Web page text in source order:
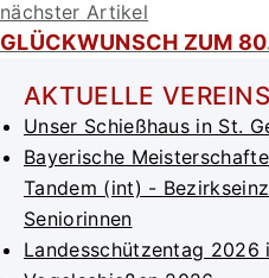
nächster Artikel
GLÜCKWUNSCH ZUM
AKTUELLE
Unser Schießhaus in St.
Bayerische
Tandem (int) -
Seniorinnen
Landesschützentag 2026